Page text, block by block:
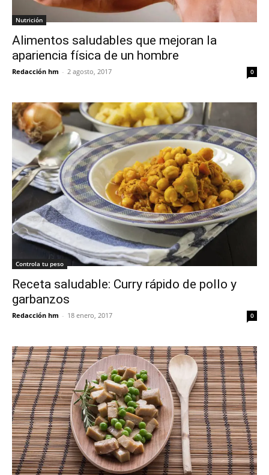
Nutrición
Alimentos saludables que mejoran la
apariencia física de un hombre
Redacción hm - 2 agosto, 2017 0
Controla tu peso
Receta saludable: Curry rápido de pollo y
garbanzos
Redacción hm - 18 enero, 2017 0